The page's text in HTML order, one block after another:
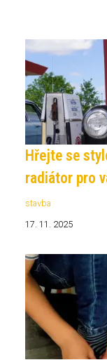
Hřejte se
radiátor pro
stavba
17. 11. 2025